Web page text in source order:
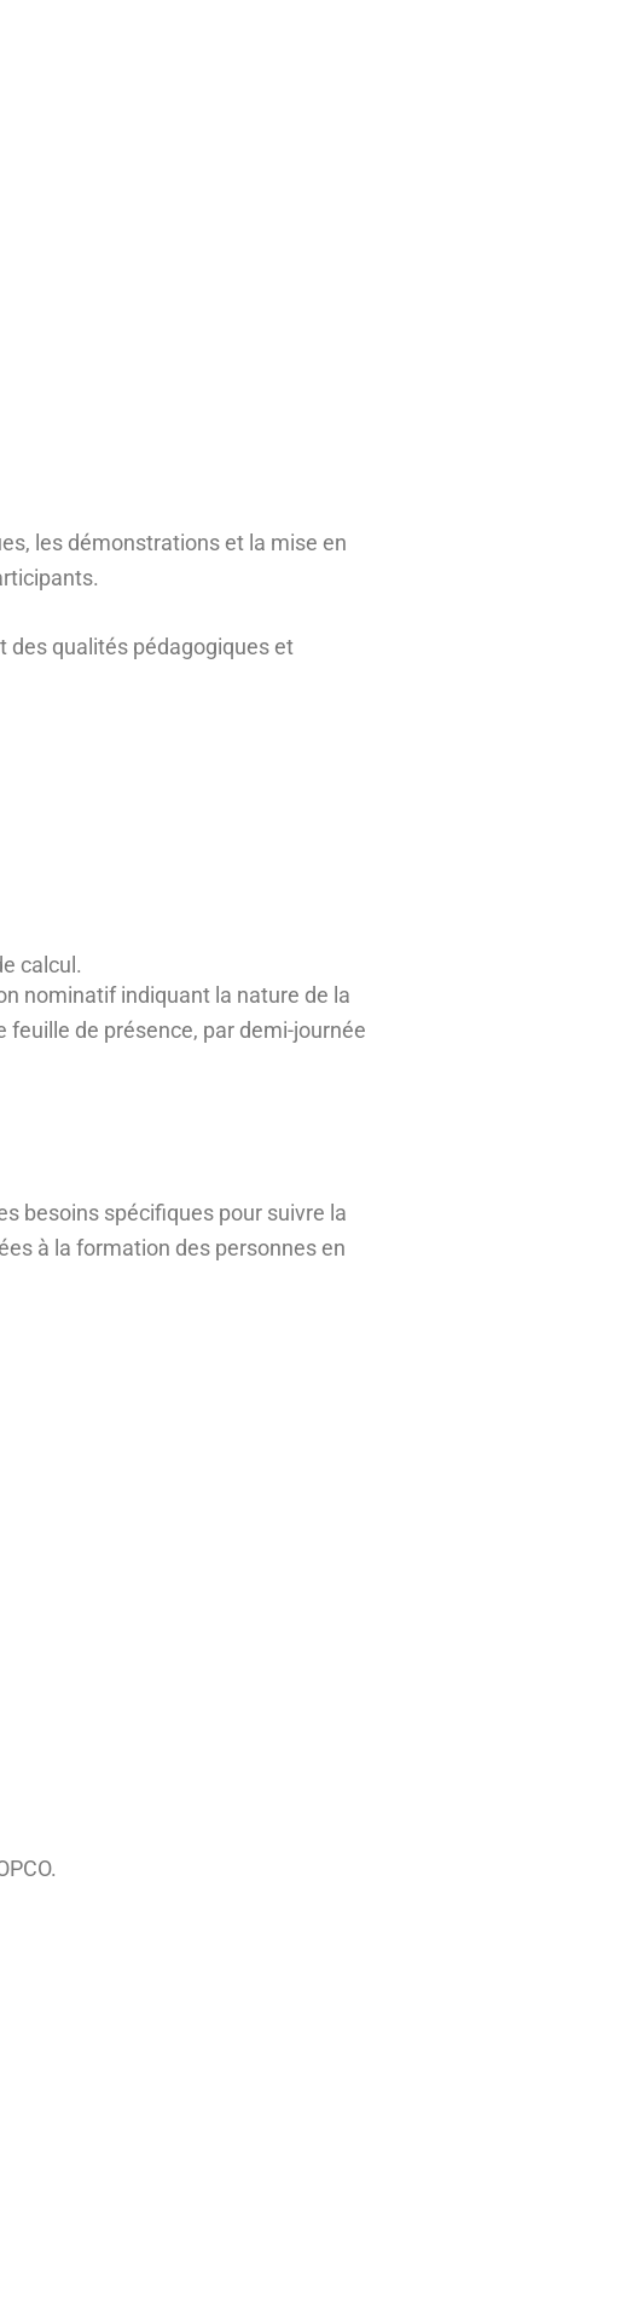
les démonstrations et la mise en
qualités pédagogiques et
calcul.
nominatif indiquant la nature de la
feuille de présence, par demi-journée
besoins spécifiques pour suivre la
à la formation des personnes en